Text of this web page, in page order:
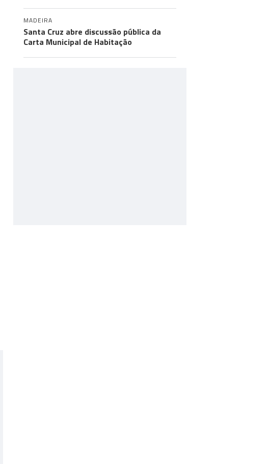
MADEIRA
Santa Cruz abre discussão pública da
Carta Municipal de Habitação